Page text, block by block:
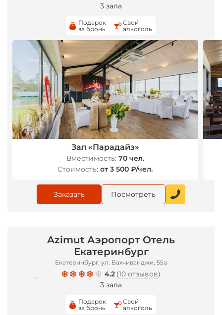
3 зала
Подарок
за бронь
Свой
алкоголь
Зал «Парадайз»
Вместимость: 70 чел.
Стоимость: от 3 500 ₽/чел.
Заказать Посмотреть
Azimut Аэропорт Отель
Екатеринбург
Екатеринбург, ул. Бахчиванджи, 55а
4.2 (10 отзывов)
3 зала
Подарок
за бронь
Свой
алкоголь
*
*